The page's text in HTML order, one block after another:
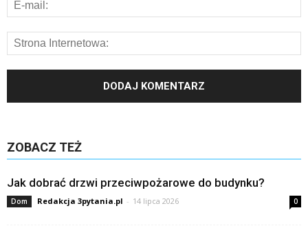
ZOBACZ TEŻ
Jak dobrać drzwi przeciwpożarowe do budynku?
Dom Redakcja 3pytania.pl - 14 lipca 2026 0